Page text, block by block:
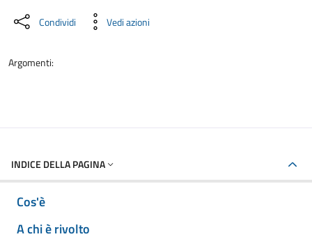
Condividi Vedi azioni
Argomenti:
INDICE DELLA PAGINA
Cos'è
A chi è rivolto